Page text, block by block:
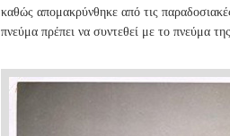
καθώς απομακρύνθηκε από τις
πνεύμα πρέπει να συντεθεί με το πνεύμα